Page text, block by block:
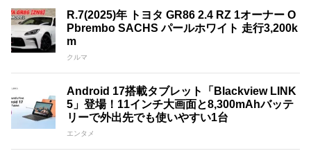
R.7(2025)年 トヨタ GR86 2.4 RZ 1オーナー O
Pbrembo SACHS パールホワイト 走行3,200k
m
クルマ
Android 17搭載タブレット「Blackview LINK
5」登場！11インチ大画面と8,300mAhバッテ
リーで外出先でも使いやすい1台
エンタメ